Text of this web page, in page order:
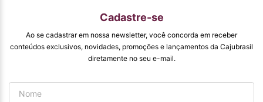
Cadastre-se
Ao se cadastrar em nossa newsletter, você concorda em receber
conteúdos exclusivos, novidades, promoções e lançamentos da Cajubrasil
diretamente no seu e-mail.